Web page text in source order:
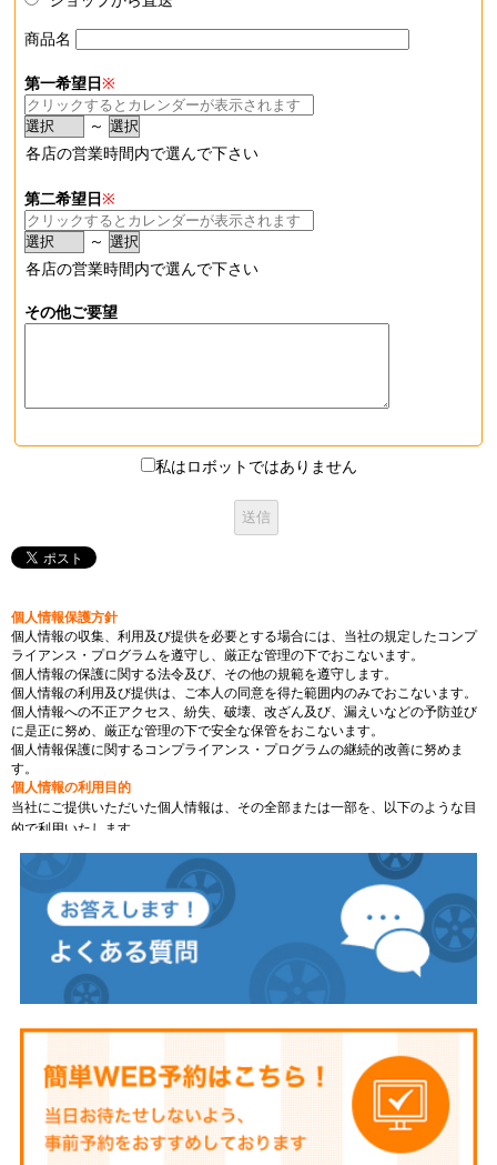
商品名
第一希望日※
～
各店の営業時間内で選んで下さい
第二希望日※
～
各店の営業時間内で選んで下さい
その他ご要望
私はロボットではありません
個人情報保護方針
個人情報の収集、利用及び提供を必要とする場合には、当社の規定したコンプ
ライアンス・プログラムを遵守し、厳正な管理の下でおこないます。
個人情報の保護に関する法令及び、その他の規範を遵守します。
個人情報の利用及び提供は、ご本人の同意を得た範囲内のみでおこないます。
個人情報への不正アクセス、紛失、破壊、改ざん及び、漏えいなどの予防並び
に是正に努め、厳正な管理の下で安全な保管をおこないます。
個人情報保護に関するコンプライアンス・プログラムの継続的改善に努めま
す。
個人情報の利用目的
当社にご提供いただいた個人情報は、その全部または一部を、以下のような目
的で利用いたします。
当社事業に関してお問合せ頂いた内容に適切にご回答するため
当社事業に関してご請求頂いた各種資料を発送するため
当社求人にご応募頂いた方の選考のため
当社求人にご応募頂いた方に対して、採否の結果を通知・ご連絡するため
アンケート調査を行い、当社の各種サービスに反映するため
当社の商品・サービスのご案内・サポート情報をご提供するため
当社の最新情報や各種セミナー、展示会の情報をご案内するため
お客様の個人情報を、お客様ご自身の同意なしに業務委託先以外の第三者に開
示・提供することはありません。
ただし、法令により開示を求められた場合、又は裁判所、警察等の公的機関か
ら開示を求められた場合には、 お客様ご自身の同意なく個人情報を開示・提供
することがあります。
個人情報の開示及び訂正等について
お客様がご自身の個人情報について確認されたい場合には、 第三者へのお客様